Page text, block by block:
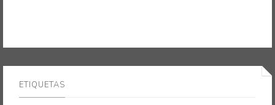
ETIQUETAS